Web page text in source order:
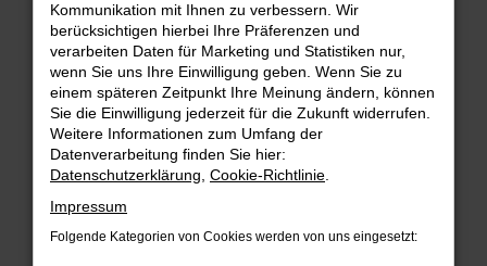
UNSERFAHRZEUGMARKT
Fehler: Network Error
Beim Laden ist ein Fehler
aufgetreten.
Kommunikation mit Ihnen zu verbessern. Wir
berücksichtigen hierbei Ihre Präferenzen und
verarbeiten Daten für Marketing und Statistiken nur,
wenn Sie uns Ihre Einwilligung geben. Wenn Sie zu
einem späteren Zeitpunkt Ihre Meinung ändern, können
Sie die Einwilligung jederzeit für die Zukunft widerrufen.
Weitere Informationen zum Umfang der
Datenverarbeitung finden Sie hier:
Datenschutzerklärung Cookie-Richtlinie
Impressum
Folgende Kategorien von Cookies werden von uns eingesetzt: